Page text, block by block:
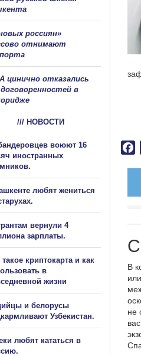
В
не
россиян»
отнимают
цинично отказались
в
/// НОВОСТИ
воюют 16
иностранных
любят жениться
вернули 4
зарплаты.
криптокарта и как
в
жизни
и белорусы
Узбекистан.
любят кататься в